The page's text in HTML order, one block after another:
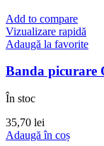
Add to compare
Vizualizare rapidă
Adaugă la favorite
Banda picurare
În stoc
35,70 lei
Adaugă în coș